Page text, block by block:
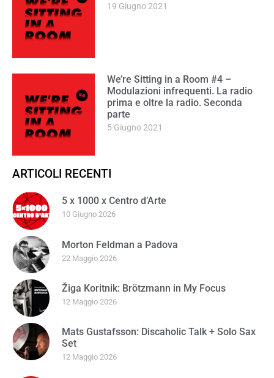
19 Giugno 2021
We’re Sitting in a Room #4 –
Modulazioni infrequenti. La radio
prima e oltre la radio. Seconda
parte
5 Giugno 2021
ARTICOLI RECENTI
5 x 1000 x Centro d’Arte
10 Giugno 2026
Morton Feldman a Padova
22 Maggio 2026
Žiga Koritnik: Brötzmann in My Focus
12 Maggio 2026
Mats Gustafsson: Discaholic Talk + Solo Sax
Set
12 Maggio 2026